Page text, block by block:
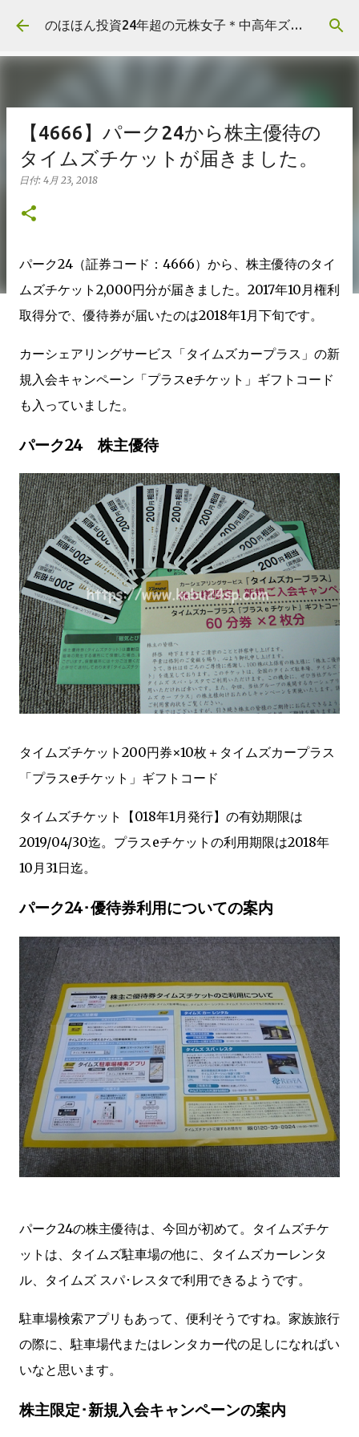
スキップしてメイン コンテンツに移動のほほん投資24年超の元株女子＊中高年ズボラ主婦の資産運用
【4666】パーク24から株主優待の
タイムズチケットが届きました。
日付: 4月 23, 2018
パーク24（証券コード：4666）から、株主優待のタイ
ムズチケット2,000円分が届きました。2017年10月権利
取得分で、優待券が届いたのは2018年1月下旬です。
カーシェアリングサービス「タイムズカープラス」の新
規入会キャンペーン「プラスeチケット」ギフトコード
も入っていました。
パーク24 株主優待
タイムズチケット200円券×10枚＋タイムズカープラス
「プラスeチケット」ギフトコード
タイムズチケット【018年1月発行】の有効期限は
2019/04/30迄。プラスeチケットの利用期限は2018年
10月31日迄。
パーク24･優待券利用についての案内
パーク24の株主優待は、今回が初めて。タイムズチケ
ットは、タイムズ駐車場の他に、タイムズカーレンタ
ル、タイムズ スパ･レスタで利用できるようです。
駐車場検索アプリもあって、便利そうですね。家族旅行
の際に、駐車場代またはレンタカー代の足しになればい
いなと思います。
株主限定･新規入会キャンペーンの案内